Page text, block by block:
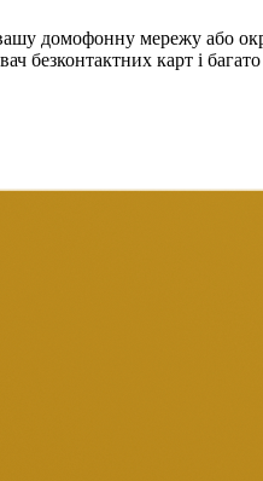
вашу домофонну мережу
безконтактних карт і